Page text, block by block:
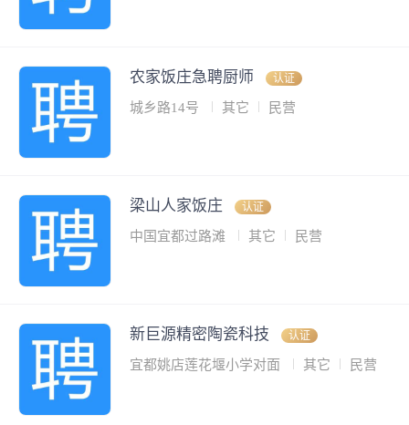
农家饭庄急聘厨师 认证
城乡路14号 其它 民营
梁山人家饭庄 认证
中国宜都过路滩 其它 民营
新巨源精密陶瓷科技 认证
宜都姚店莲花堰小学对面 其它 民营